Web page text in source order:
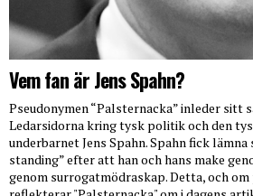
Vem fan är Jens Spahn?
Pseudonymen “Palsternacka” inleder sitt
Ledarsidorna kring tysk politik och den
underbarnet Jens Spahn. Spahn fick
standing” efter att han och hans make
genom surrogatmödraskap. Detta, och